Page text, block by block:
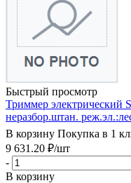
Быстрый просмотр
Триммер электрический
неразбор.штан.
В корзину Покупка в 1
9 631.20 ₽/шт
-
В корзину